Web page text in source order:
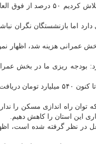
در سایر موارد صرفه جویی نماییم، بیان نمود: از ۴۴۱ هزار
بیشتری دارد اما بازنشستگان نگران
۶۰ هزار میلیارد تومان هدفمند در بخش عمرانی
بودجه ریزی ما در بخش
نوبخت افزود: از ۹۴۰ میلیارد تومان اعتبار در بخش عمرانی به
توان راه اندازی مسکن را
اشاره به اینکه بر مبنای تفاهم نامه دو جانبه جهش تولید ۳ هزار شغل